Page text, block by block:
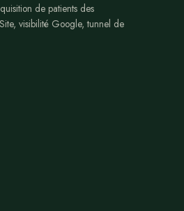
de patients des
visibilité Google, tunnel de